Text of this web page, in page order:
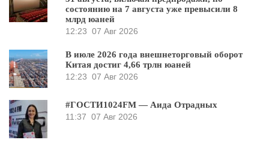
состоянию на 7 августа уже превысили 8
млрд юаней
12:23 07 Авг 2026
В июле 2026 года внешнеторговый оборот
Китая достиг 4,66 трлн юаней
12:23 07 Авг 2026
#ГОСТИ1024FM — Аида Отрадных
11:37 07 Авг 2026